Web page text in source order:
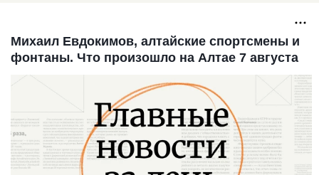
Михаил Евдокимов, алтайские спортсмены и
фонтаны. Что произошло на Алтае 7 августа